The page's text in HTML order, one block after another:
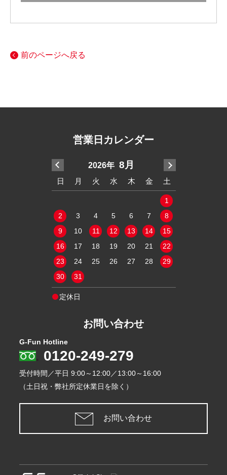
前のページへ戻る
営業日カレンダー
2026年 8月
日 月 火 水 木 金 土
1
2
3 4 5 6 7
8
9
10 11 12 13 14
15
16
17 18 19 20 21
22
23
24 25 26 27 28
29
30
31
定休日
お問い合わせ
G-Fun Hotline
0120-249-279
受付時間／平日 9:00～12:00／13:00～16:00
（土日祝・弊社所定休業日を除く）
お問い合わせ